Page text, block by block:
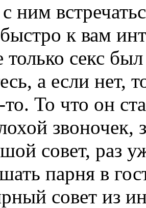
ним
к вам
только секс
а если нет,
То что он
звоночек,
совет, раз
парня в
совет из